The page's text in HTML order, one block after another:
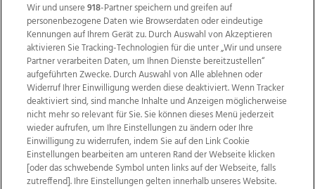
Wir über uns Mediadaten Kontakt
Jobs
Datenschutz
Impressum AGB Anzeigekunden
Wir und unsere918-Partner speichern und greifen auf
personenbezogene Daten wie Browserdaten oder eindeutige
Kennungen auf Ihrem Gerät zu. Durch Auswahl von Akzeptieren
aktivieren Sie Tracking-Technologien für die unter „Wir und unsere
Partner verarbeiten Daten, um Ihnen Dienste bereitzustellen“
aufgeführten Zwecke. Durch Auswahl von Alle ablehnen oder
Widerruf Ihrer Einwilligung werden diese deaktiviert. Wenn Tracker
deaktiviert sind, sind manche Inhalte und Anzeigen möglicherweise
nicht mehr so relevant für Sie. Sie können dieses Menü jederzeit
wieder aufrufen, um Ihre Einstellungen zu ändern oder Ihre
Einwilligung zu widerrufen, indem Sie auf den Link Cookie
Einstellungen bearbeiten am unteren Rand der Webseite klicken
[oder das schwebende Symbol unten links auf der Webseite, falls
zutreffend]. Ihre Einstellungen gelten innerhalb unseres Website.